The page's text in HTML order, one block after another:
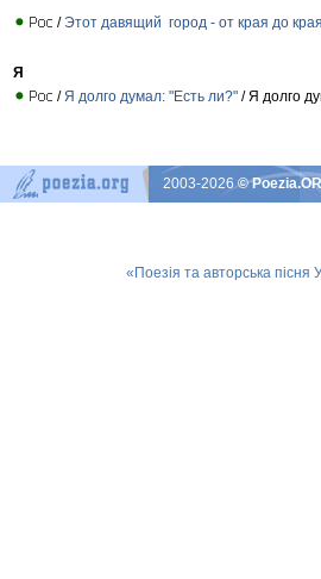
/Этот давящий город - от края до края
Я
/ Я долго думал: "Есть ли?" / Я долго
2003-2026©
«Поезія та авторська пісня